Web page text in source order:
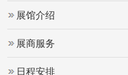
展馆介绍
展商服务
日程安排